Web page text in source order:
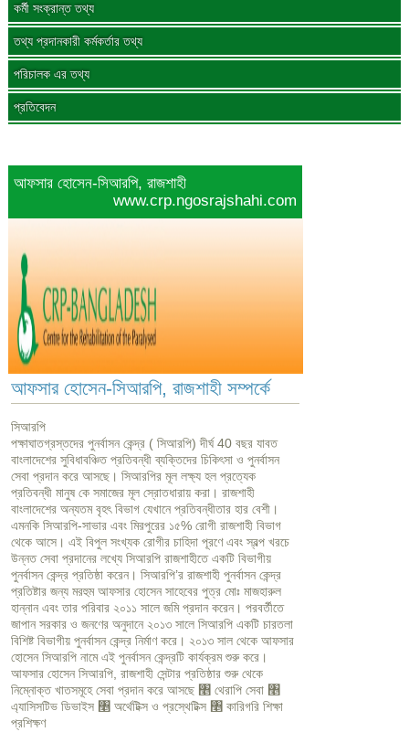
কর্মী সংক্রান্ত তথ্য
তথ্য প্রদানকারী কর্মকর্তার তথ্য
পরিচালক এর তথ্য
প্রতিবেদন
আফসার হোসেন-সিআরপি, রাজশাহী
www.crp.ngosrajshahi.com
আফসার হোসেন-সিআরপি, রাজশাহী সম্পর্কে
সিআরপি
পক্ষাঘাতগ্রস্তদের পুনর্বাসন কেন্দ্র ( সিআরপি) দীর্ঘ 40 বছর যাবত
বাংলাদেশের সুবিধাবঞ্চিত প্রতিবন্ধী ব্যক্তিদের চিকিৎসা ও পুনর্বাসন
সেবা প্রদান করে আসছে। সিআরপির মূল লক্ষ্য হল প্রত্যেক
প্রতিবন্ধী মানুষ কে সমাজের মূল স্রোতধারায় করা। রাজশাহী
বাংলাদেশের অন্যতম বৃহৎ বিভাগ যেখানে প্রতিবন্ধীতার হার বেশী।
এমনকি সিআরপি-সাভার এবং মিরপুরের ১৫% রোগী রাজশাহী বিভাগ
থেকে আসে। এই বিপুল সংখ্যক রোগীর চাহিদা পূরণে এবং স্বল্প খরচে
উন্নত সেবা প্রদানের লখ্যে সিআরপি রাজশাহীতে একটি বিভাগীয়
পুনর্বাসন কেন্দ্র প্রতিষ্ঠা করেন। সিআরপি’র রাজশাহী পুনর্বাসন কেন্দ্র
প্রতিষ্টার জন্য মরহুম আফসার হোসেন সাহেবের পুত্র মোঃ মাজহারুল
হান্নান এবং তার পরিবার ২০১১ সালে জমি প্রদান করেন। পরবর্তীতে
জাপান সরকার ও জনণের অনুদানে ২০১৩ সালে সিআরপি একটি চারতলা
বিশিষ্ট বিভাগীয় পুনর্বাসন কেন্দ্র নির্মাণ করে। ২০১৩ সাল থেকে আফসার
হোসেন সিআরপি নামে এই পুনর্বাসন কেন্দ্রটি কার্যক্রম শুরু করে।
আফসার হোসেন সিআরপি, রাজশাহী সেন্টার প্রতিষ্ঠার শুরু থেকে
নিম্নোক্ত খাতসমূহে সেবা প্রদান করে আসছে ৥ থেরাপি সেবা ৥
এ্যাসিসটিভ ডিভাইস ৥ অর্থেটিক্স ও প্রস্থেটিক্স ৥ কারিগরি শিক্ষা
প্রশিক্ষণ